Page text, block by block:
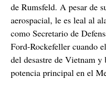
de Rumsfeld. A pesar de
aerospacial, le es leal al
como Secretario de
Ford-Rockefeller cuando
del desastre de Vietnam y
potencia principal en el